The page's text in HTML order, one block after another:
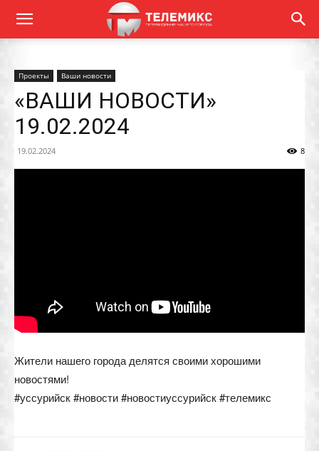
Проекты Ваши новости
«ВАШИ НОВОСТИ»
19.02.2024
19.02.2024 8
Жители нашего города делятся своими хорошими
новостями!
#уссурийск #новости #новостиуссурийск #телемикс